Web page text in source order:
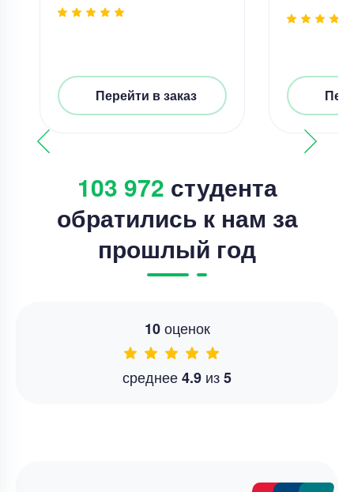
Перейти в заказ
103 972 студента
обратились к нам за
прошлый год
10оценок
среднее4.9 из5